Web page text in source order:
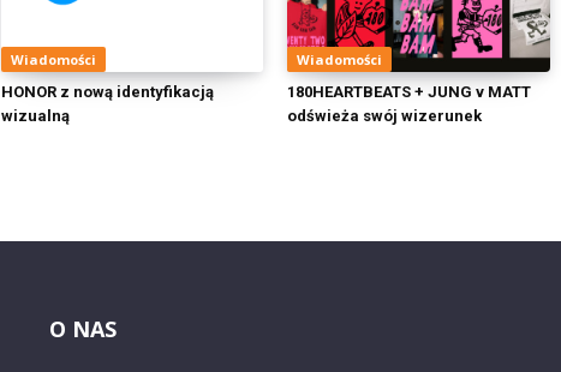
Wiadomości
HONOR z nową identyfikacją
wizualną
Wiadomości
180HEARTBEATS + JUNG v MATT
odświeża swój wizerunek
O NAS